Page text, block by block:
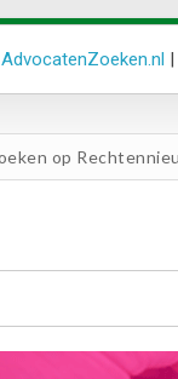
AdvocatenZoeken.nl |